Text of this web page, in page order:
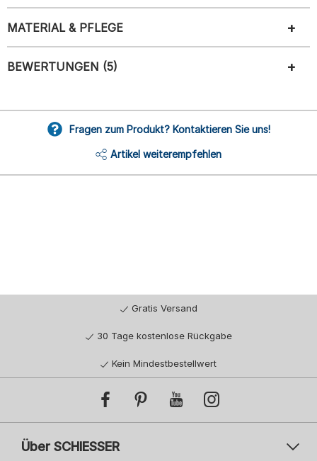
MATERIAL & PFLEGE
BEWERTUNGEN (5)
Fragen zum Produkt? Kontaktieren Sie uns!
Artikel weiterempfehlen
Gratis Versand
30 Tage kostenlose Rückgabe
Kein Mindestbestellwert
Über SCHIESSER